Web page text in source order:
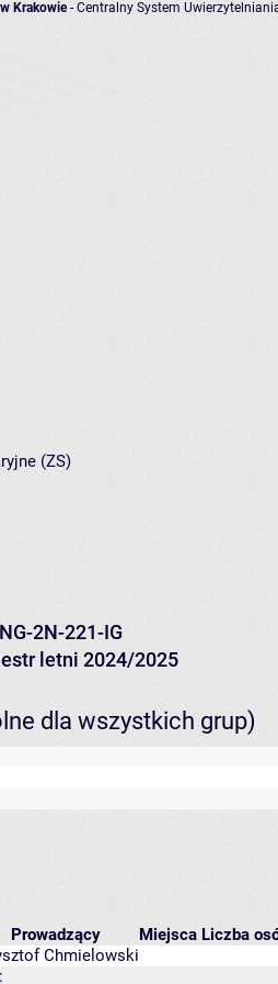
Krakowie- Centralny System
(ZS)
2N-221-IG
letni 2024/2025
dla wszystkich grup)
Prowadzący Miejsca Liczba
Chmielowski